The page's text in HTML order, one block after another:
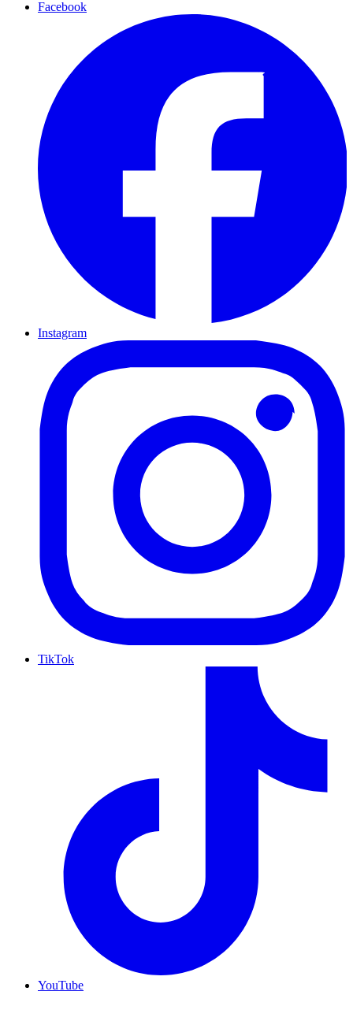
Facebook
Instagram
TikTok
YouTube